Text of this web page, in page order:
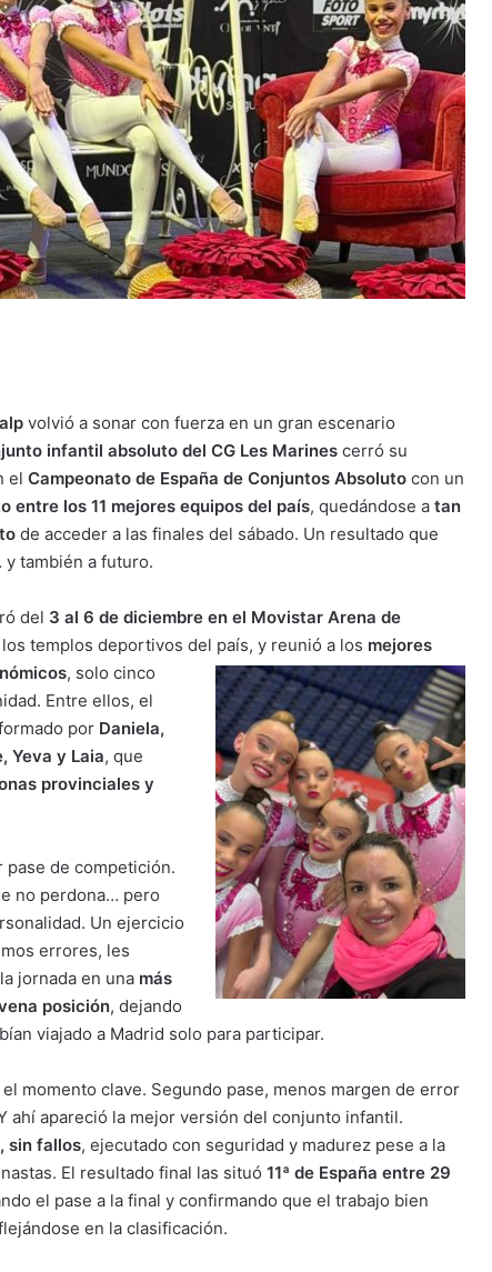
volvió a sonar con fuerza en un gran escenario
infantil absoluto del CG Les Marines cerró su
elCampeonato de España de Conjuntos Absoluto con un
entre los 11 mejores equipos del país, quedándose atan
de acceder a las finales del sábado. Un resultado que
también a futuro.
del 3 al 6 de diciembre en el Movistar Arena de
los templos deportivos del país, y reunió a los mejores
, solo cinco
Entre ellos, el
por Daniela,
Yeva y Laia, que
provinciales y
pase de competición.
no perdona… pero
Un ejercicio
os errores, les
jornada en una más
posición, dejando
viajado a Madrid solo para participar.
momento clave. Segundo pase, menos margen de error
ahí apareció la mejor versión del conjunto infantil.
sin fallos, ejecutado con seguridad y madurez pese a la
El resultado final las situó11ª de España entre 29
el pase a la final y confirmando que el trabajo bien
en la clasificación.